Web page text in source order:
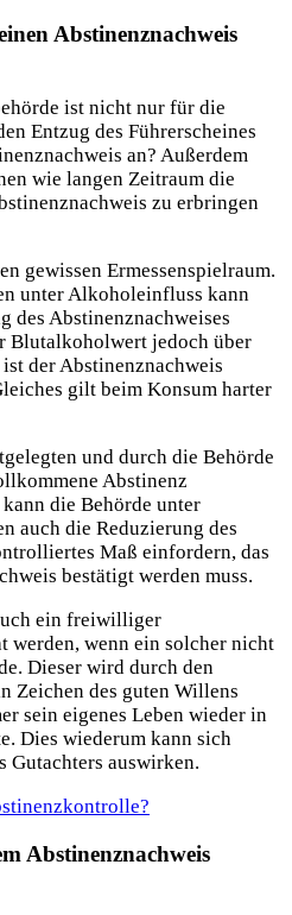
Abstinenznachweis
ist nicht nur für die
Entzug des Führerscheines
an? Außerdem
wie langen Zeitraum die
zu erbringen
gewissen Ermessenspielraum.
unter Alkoholeinfluss kann
des Abstinenznachweises
Blutalkoholwert jedoch über
der Abstinenznachweis
gilt beim Konsum harter
und durch die Behörde
Abstinenz
die Behörde unter
auch die Reduzierung des
Maß einfordern, das
bestätigt werden muss.
ein freiwilliger
werden, wenn ein solcher nicht
Dieser wird durch den
Zeichen des guten Willens
sein eigenes Leben wieder in
Dies wiederum kann sich
Gutachters auswirken.
Abstinenznachweis